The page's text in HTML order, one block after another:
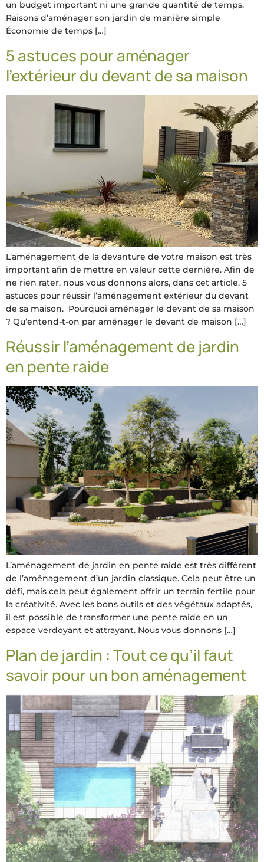
un budget important ni une grande quantité de temps.
Raisons d’aménager son jardin de manière simple
Économie de temps […]
5 astuces pour aménager
l’extérieur du devant de sa maison
L’aménagement de la devanture de votre maison est très
important afin de mettre en valeur cette dernière. Afin de
ne rien rater, nous vous donnons alors, dans cet article, 5
astuces pour réussir l’aménagement extérieur du devant
de sa maison. Pourquoi aménager le devant de sa maison
? Qu’entend-t-on par aménager le devant de maison […]
Réussir l’aménagement de jardin
en pente raide
L’aménagement de jardin en pente raide est très différent
de l’aménagement d’un jardin classique. Cela peut être un
défi, mais cela peut également offrir un terrain fertile pour
la créativité. Avec les bons outils et des végétaux adaptés,
il est possible de transformer une pente raide en un
espace verdoyant et attrayant. Nous vous donnons […]
Plan de jardin : Tout ce qu’il faut
savoir pour un bon aménagement